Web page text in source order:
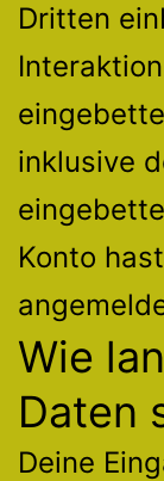
Dritten
inklusive
Konto
Wie
Daten
Deine